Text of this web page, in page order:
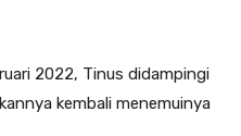
2022, Tinus didampingi
kembali menemuinya